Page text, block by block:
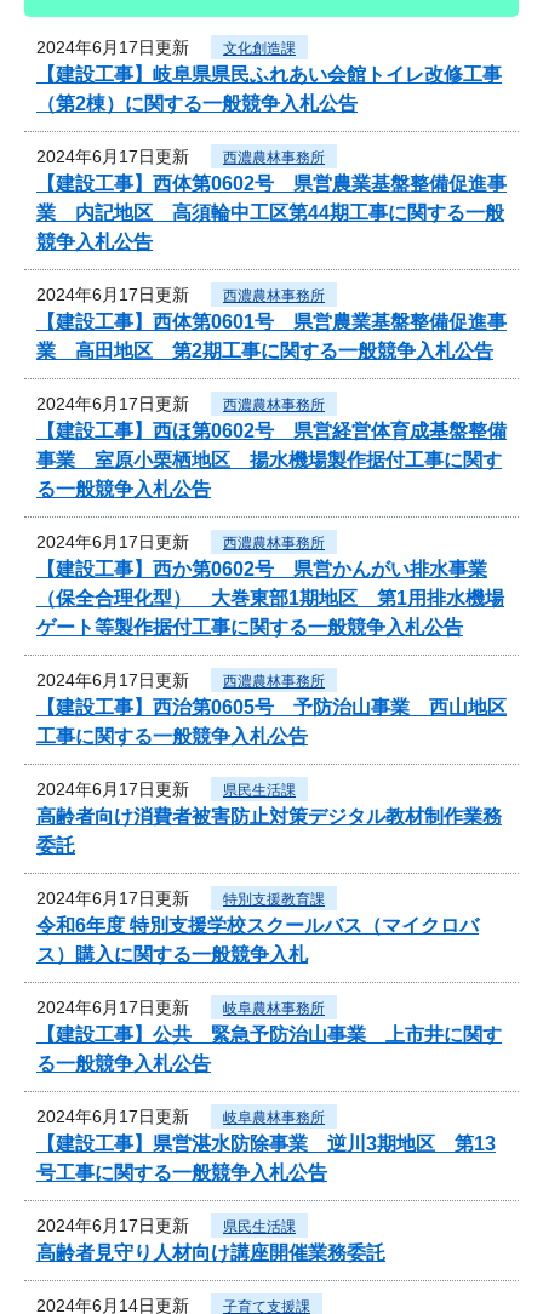
2024年6月17日更新 文化創造課
【建設工事】岐阜県県民ふれあい会館トイレ改修工事
（第2棟）に関する一般競争入札公告
2024年6月17日更新 西濃農林事務所
【建設工事】西体第0602号 県営農業基盤整備促進事
業 内記地区 高須輪中工区第44期工事に関する一般
競争入札公告
2024年6月17日更新 西濃農林事務所
【建設工事】西体第0601号 県営農業基盤整備促進事
業 高田地区 第2期工事に関する一般競争入札公告
2024年6月17日更新 西濃農林事務所
【建設工事】西ほ第0602号 県営経営体育成基盤整備
事業 室原小栗栖地区 揚水機場製作据付工事に関す
る一般競争入札公告
2024年6月17日更新 西濃農林事務所
【建設工事】西か第0602号 県営かんがい排水事業
（保全合理化型） 大巻東部1期地区 第1用排水機場
ゲート等製作据付工事に関する一般競争入札公告
2024年6月17日更新 西濃農林事務所
【建設工事】西治第0605号 予防治山事業 西山地区
工事に関する一般競争入札公告
2024年6月17日更新 県民生活課
高齢者向け消費者被害防止対策デジタル教材制作業務
委託
2024年6月17日更新 特別支援教育課
令和6年度 特別支援学校スクールバス（マイクロバ
ス）購入に関する一般競争入札
2024年6月17日更新 岐阜農林事務所
【建設工事】公共 緊急予防治山事業 上市井に関す
る一般競争入札公告
2024年6月17日更新 岐阜農林事務所
【建設工事】県営湛水防除事業 逆川3期地区 第13
号工事に関する一般競争入札公告
2024年6月17日更新 県民生活課
高齢者見守り人材向け講座開催業務委託
2024年6月14日更新 子育て支援課